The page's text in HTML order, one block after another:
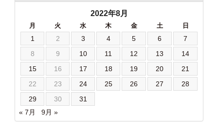
2022年8月
月 火 水 木 金 土 日
1 2 3 4 5 6
7
8
9 10 11 12 13
14
15
16 17 18 19 20
21
22
23 24 25 26 27
28
29
30
31
« 7月
9月 »